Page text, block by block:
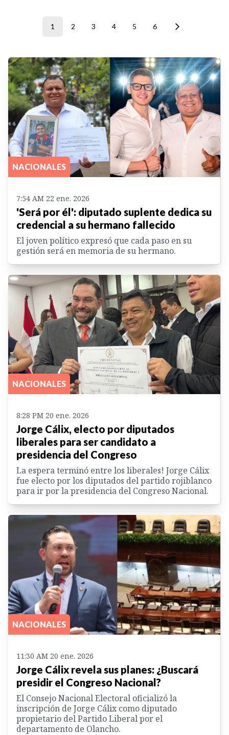
1 2 3 4 5 6
NACIONALES
7:54 AM 22 ene. 2026
'Será por él': diputado suplente dedica su
credencial a su hermano fallecido
El joven político expresó que cada paso en su
gestión será en memoria de su hermano.
NACIONALES
8:28 PM 20 ene. 2026
Jorge Cálix, electo por diputados
liberales para ser candidato a
presidencia del Congreso
La espera terminó entre los liberales! Jorge Cálix
fue electo por los diputados del partido rojiblanco
para ir por la presidencia del Congreso Nacional.
NACIONALES
11:30 AM 20 ene. 2026
Jorge Cálix revela sus planes: ¿Buscará
presidir el Congreso Nacional?
El Consejo Nacional Electoral oficializó la
inscripción de Jorge Cálix como diputado
propietario del Partido Liberal por el
departamento de Olancho.